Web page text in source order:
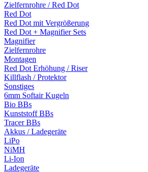
Zielfernrohre / Red Dot
Red Dot
Red Dot mit Vergrößerung
Red Dot + Magnifier Sets
Magnifier
Zielfernrohre
Montagen
Red Dot Erhöhung / Riser
Killflash / Protektor
Sonstiges
6mm Softair Kugeln
Bio BBs
Kunststoff BBs
Tracer BBs
Akkus / Ladegeräte
LiPo
NiMH
Li-Ion
Ladegeräte